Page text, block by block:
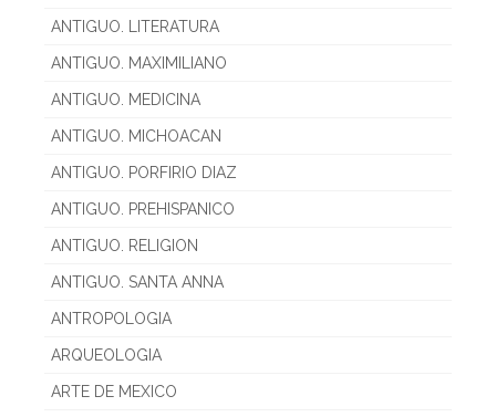
ANTIGUO. LITERATURA
ANTIGUO. MAXIMILIANO
ANTIGUO. MEDICINA
ANTIGUO. MICHOACAN
ANTIGUO. PORFIRIO DIAZ
ANTIGUO. PREHISPANICO
ANTIGUO. RELIGION
ANTIGUO. SANTA ANNA
ANTROPOLOGIA
ARQUEOLOGIA
ARTE DE MEXICO